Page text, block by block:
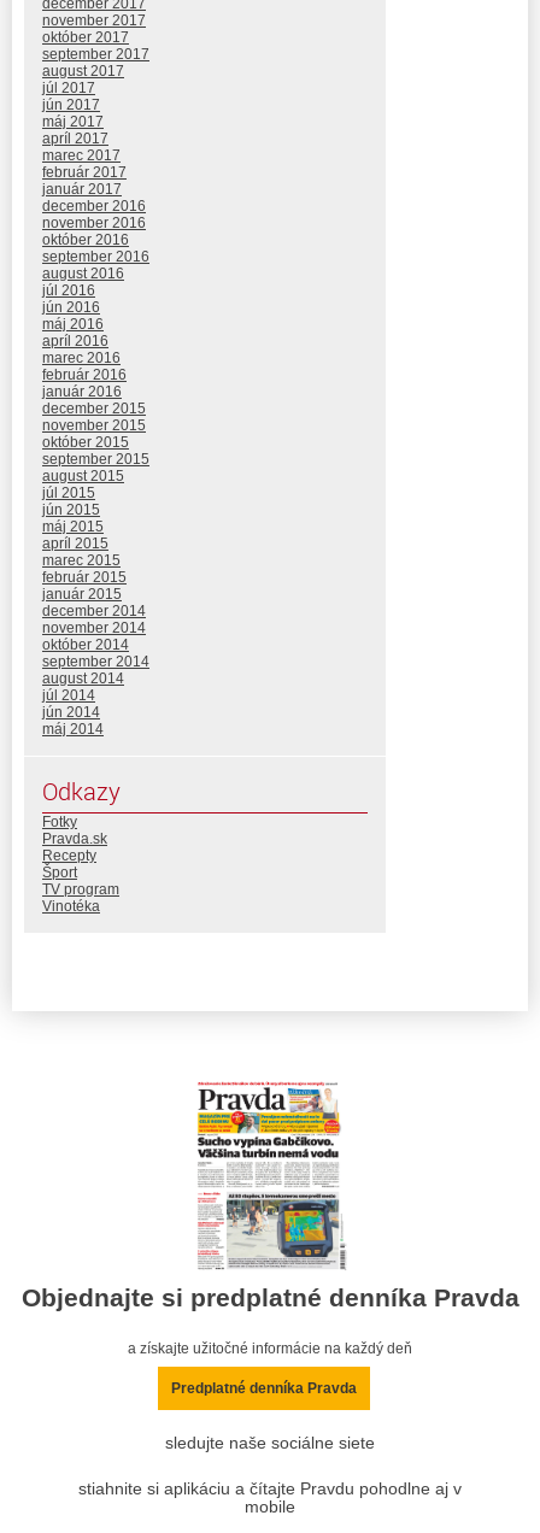
november 2017
október 2017
september 2017
august 2017
júl 2017
jún 2017
máj 2017
apríl 2017
marec 2017
február 2017
január 2017
december 2016
november 2016
október 2016
september 2016
august 2016
júl 2016
jún 2016
máj 2016
apríl 2016
marec 2016
február 2016
január 2016
december 2015
november 2015
október 2015
september 2015
august 2015
júl 2015
jún 2015
máj 2015
apríl 2015
marec 2015
február 2015
január 2015
december 2014
november 2014
október 2014
september 2014
august 2014
júl 2014
jún 2014
máj 2014
Odkazy
Fotky
Pravda.sk
Recepty
Šport
TV program
Vinotéka
Objednajte si predplatné denníka Pravda
a získajte užitočné informácie na každý deň
Predplatné denníka Pravda
sledujte naše sociálne siete
stiahnite si aplikáciu a čítajte Pravdu pohodlne aj v
mobile